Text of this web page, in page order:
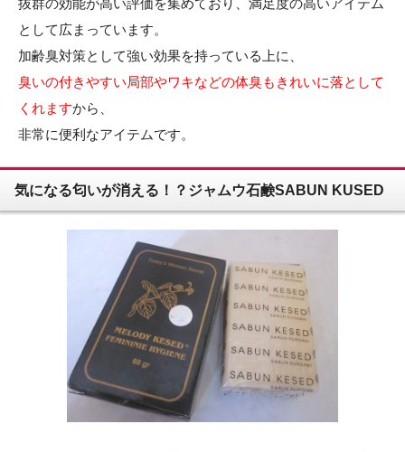
として広まっています。
加齢臭対策として強い効果を持っている上に、
臭いの付きやすい局部やワキなどの体臭もきれいに落として
くれますから、
非常に便利なアイテムです。
気になる匂いが消える！？ジャムウ石鹸SABUN KUSED